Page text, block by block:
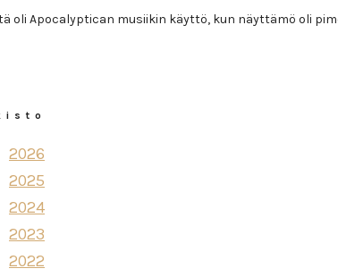
oli Apocalyptican musiikin käyttö, kun näyttämö oli
2026
2025
2024
2023
2022